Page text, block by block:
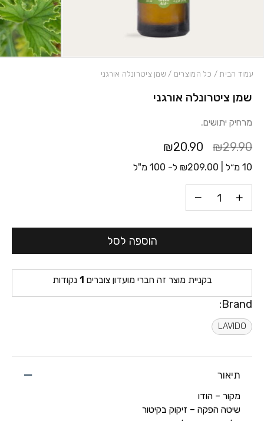
שמן ציטרונלה אורגני
מרחיק יתושים.
₪29.90
₪20.90
10 מ״ל | ₪209.00 ל- 100 מ"ל
כמות שמן ציטרונלה אורגני
הוספה לסל
בקניית מוצר זה חברי מועדון צוברים 1 נקודות
Brand:
LAVIDO
עמוד הבית / כל המוצרים / שמן ציטרונלה אורגני
תיאור
מקור – הודו
שיטה הפקה – זיקוק בקיטור